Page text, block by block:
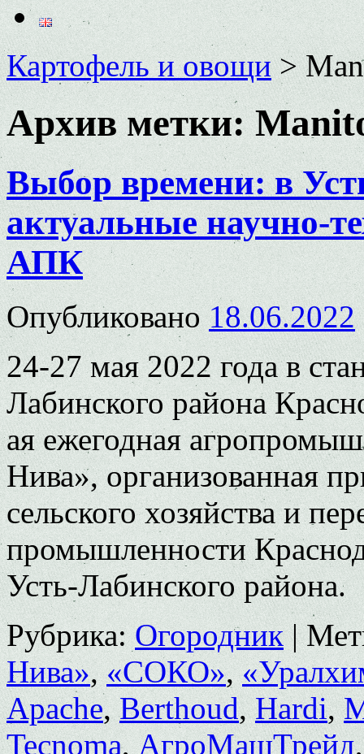
Картофель и овощи>
Архив метки:
Выбор времени: в
актуальные научно-
АПК
Опубликовано 18.06.2022
24-27 мая 2022 года в
Лабинского района
ая ежегодная
Нива», организованная
сельского хозяйства и
промышленности
Усть-Лабинского района.
Рубрика: Огородник |
Нива»,«СОКО»,
Apache,Berthoud,Hardi,
Tecnoma,АгроМашТрейд